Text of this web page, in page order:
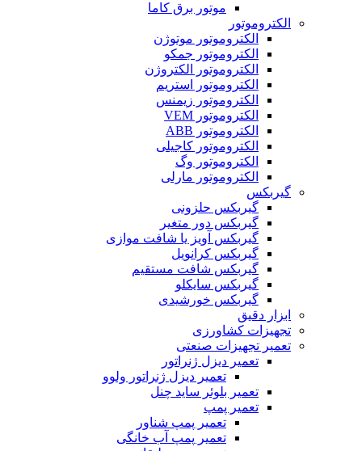
موتور برق کاما
الکتروموتور
الکتروموتور موتوژن
الکتروموتور جمکو
الکتروموتور الکتروژن
الکتروموتور استریم
الکتروموتور زیمنس
الکتروموتور VEM
الکتروموتور ABB
الکتروموتور کاجیلی
الکتروموتور وگ
الکتروموتور مارلی
گیربکس
گیربکس حلزونی
گیربکس دور متغیر
گیربکس آویز یا شافت موازی
گیربکس کرانویل
گیربکس شافت مستقیم
گیربکس سایکلو
گیربکس خورشیدی
ابزار دقیق
تجهیزات کشاورزی
تعمیر تجهیزات صنعتی
تعمیر دیزل ژنراتور
تعمیر دیزل ژنراتور ولوو
تعمیر بلوئر ساید چنل
تعمیر پمپ
تعمیر پمپ شناور
تعمیر پمپ آب خانگی